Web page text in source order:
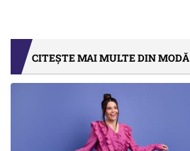
CITEȘTE MAI MULTE DIN MODĂ